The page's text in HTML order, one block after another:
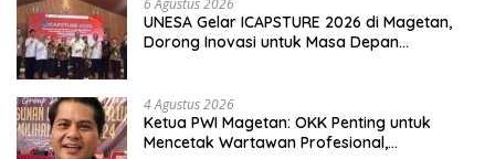
6 Agustus 2026
UNESA Gelar ICAPSTURE 2026 di Magetan,
Dorong Inovasi untuk Masa Depan
4 Agustus 2026
Ketua PWI Magetan: OKK Penting untuk
Mencetak Wartawan Profesional,